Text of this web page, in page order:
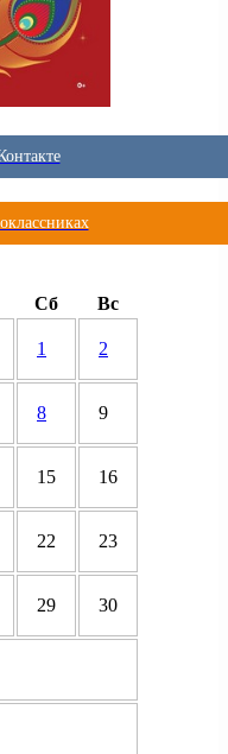
Сб Вс
1 2
8 9
15 16
22 23
29 30